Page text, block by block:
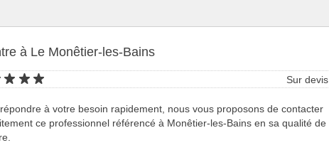
à Le Monêtier-les-Bains
Sur devis
à votre besoin rapidement, nous vous proposons de contacter
ce professionnel référencé à Monêtier-les-Bains en sa qualité de